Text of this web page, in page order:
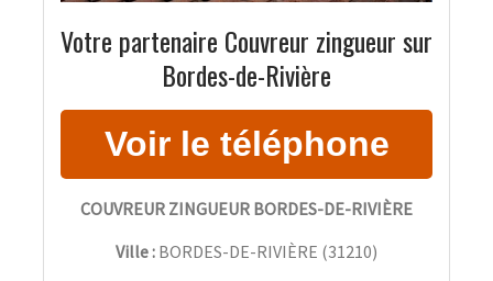
Votre partenaire Couvreur zingueur sur
Bordes-de-Rivière
COUVREUR ZINGUEUR BORDES-DE-RIVIÈRE
Ville : BORDES-DE-RIVIÈRE (31210)